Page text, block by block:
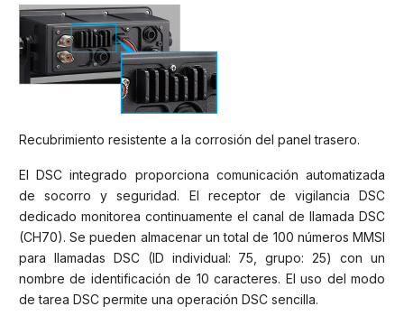
Recubrimiento resistente a la corrosión del panel trasero.
El DSC integrado proporciona comunicación automatizada
de socorro y seguridad. El receptor de vigilancia DSC
dedicado monitorea continuamente el canal de llamada DSC
(CH70). Se pueden almacenar un total de 100 números MMSI
para llamadas DSC (ID individual: 75, grupo: 25) con un
nombre de identificación de 10 caracteres. El uso del modo
de tarea DSC permite una operación DSC sencilla.